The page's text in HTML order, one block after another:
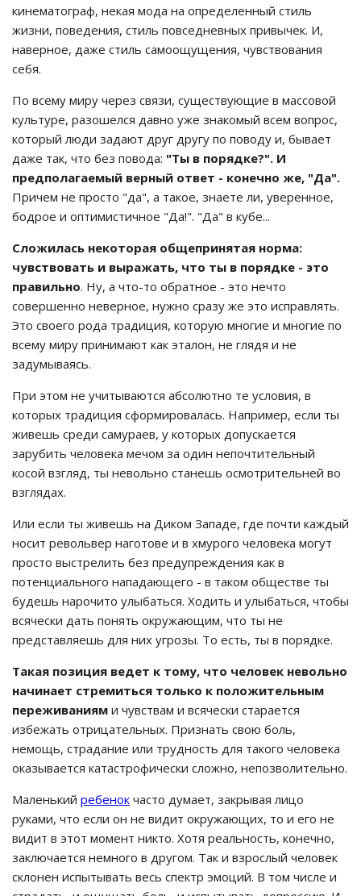
кинематограф, некая мода на определенный стиль
жизни, поведения, стиль повседневных привычек. И,
наверное, даже стиль самоощущения, чувствования
себя.
По всему миру через связи, существующие в массовой
культуре, разошелся давно уже знакомый всем вопрос,
который люди задают друг другу по поводу и, бывает
даже так, что без повода: "Ты в порядке?". И
предполагаемый верный ответ - конечно же, "Да".
Причем не просто "да", а такое, знаете ли, уверенное,
бодрое и оптимистичное "Да!". "Да" в кубе...
Сложилась некоторая общепринятая норма:
чувствовать и выражать, что ты в порядке - это
правильно. Ну, а что-то обратное - это нечто
совершенно неверное, нужно сразу же это исправлять.
Это своего рода традиция, которую многие и многие по
всему миру принимают как эталон, не глядя и не
задумываясь.
При этом не учитываются абсолютно те условия, в
которых традиция сформировалась. Например, если ты
живешь среди самураев, у которых допускается
зарубить человека мечом за один непочтительный
косой взгляд, ты невольно станешь осмотрительней во
взглядах.
Или если ты живешь на Диком Западе, где почти каждый
носит револьвер наготове и в хмурого человека могут
просто выстрелить без предупреждения как в
потенциального нападающего - в таком обществе ты
будешь нарочито улыбаться. Ходить и улыбаться, чтобы
всячески дать понять окружающим, что ты не
представляешь для них угрозы. То есть, ты в порядке.
Такая позиция ведет к тому, что человек невольно
начинает стремиться только к положительным
переживаниям и чувствам и всячески старается
избежать отрицательных. Признать свою боль,
немощь, страдание или трудность для такого человека
оказывается катастрофически сложно, непозволительно.
Маленький ребенок часто думает, закрывая лицо
руками, что если он не видит окружающих, то и его не
видит в этот момент никто. Хотя реальность, конечно,
заключается немного в другом. Так и взрослый человек
склонен испытывать весь спектр эмоций. В том числе и